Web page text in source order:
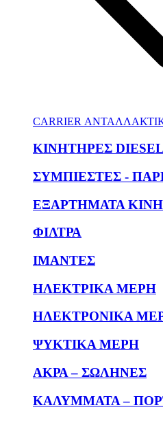
CARRIER
KΙΝΗΤΗΡΕΣ
ΣΥΜΠΙΕΣΤΕΣ -
ΕΞΑΡΤΗΜΑΤΑ
ΦΙΛΤΡΑ
ΙΜΑΝΤΕΣ
ΗΛΕΚΤΡΙΚΑ ΜΕΡΗ
ΗΛΕΚΤΡΟΝΙΚΑ
ΨΥΚΤΙΚΑ ΜΕΡΗ
ΑΚΡΑ – ΣΩΛΗΝΕΣ
ΚΑΛΥΜΜΑΤΑ –